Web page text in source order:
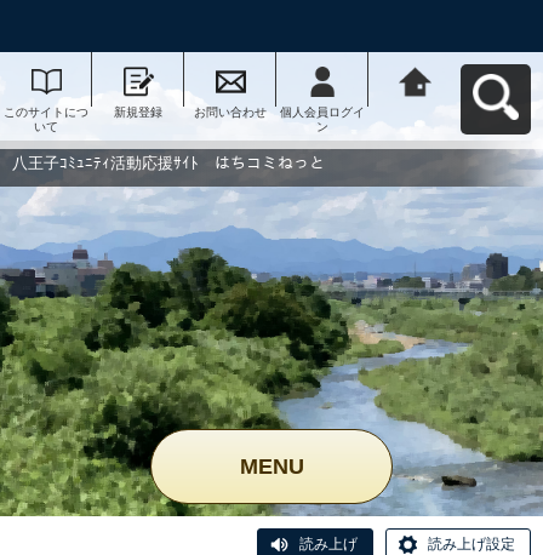
このサイトにつ
いて
新規登録 お問い合わせ
個人会員ログイ
ン
動応援ｻｲﾄ はち
コミねっとへ戻
八王子ｺﾐｭﾆﾃｨ活動応援ｻｲﾄ はちコミねっと
MENU
読み上げ 読み上げ設定